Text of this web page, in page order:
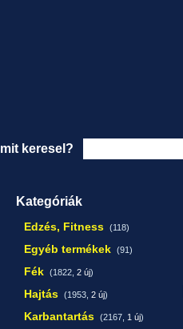
mit keresel?
Kategóriák
Edzés, Fitness (118)
Egyéb termékek (91)
Fék (1822, 2 új)
Hajtás (1953, 2 új)
Karbantartás (2167, 1 új)